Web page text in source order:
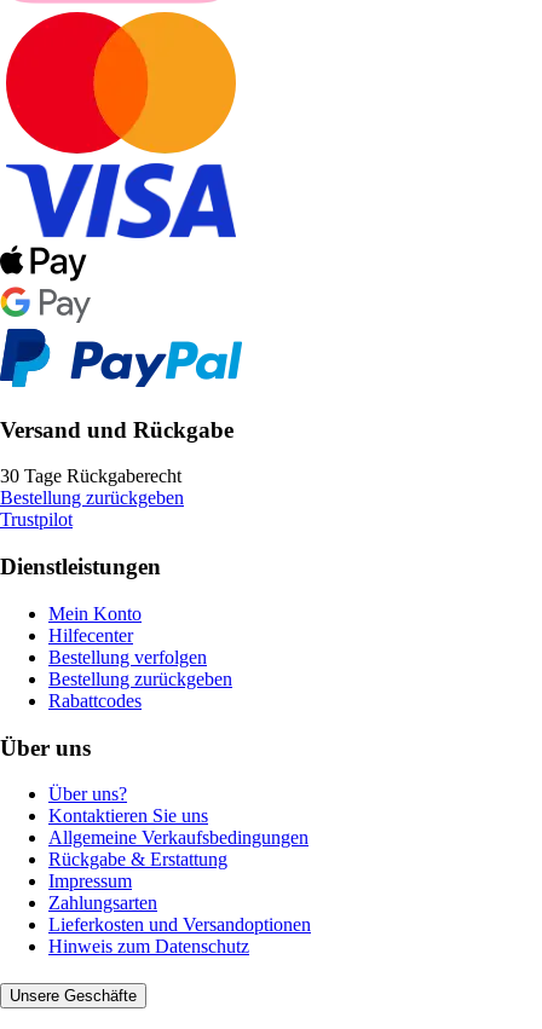
Versand und Rückgabe
30 Tage Rückgaberecht
Bestellung zurückgeben
Trustpilot
Dienstleistungen
Mein Konto
Hilfecenter
Bestellung verfolgen
Bestellung zurückgeben
Rabattcodes
Über uns
Über uns?
Kontaktieren Sie uns
Allgemeine Verkaufsbedingungen
Rückgabe & Erstattung
Impressum
Zahlungsarten
Lieferkosten und Versandoptionen
Hinweis zum Datenschutz
Unsere Geschäfte